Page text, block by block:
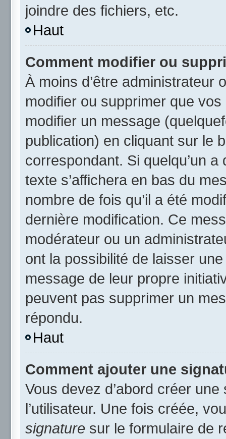
joindre des fichiers, etc.
Haut
Comment modifier ou
À moins d’être administrateur
modifier ou supprimer que
modifier un message
publication) en cliquant sur le
correspondant. Si quelqu’un
texte s’affichera en bas du
nombre de fois qu’il a été
dernière modification. Ce
modérateur ou un
ont la possibilité de laisser
message de leur propre
peuvent pas supprimer un
répondu.
Haut
Comment ajouter une
Vous devez d’abord créer
l’utilisateur. Une fois créée,
signature sur le formulaire de